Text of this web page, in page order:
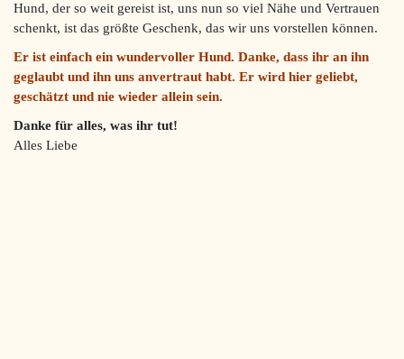
Hund, der so weit gereist ist, uns nun so viel Nähe und Vertrauen
schenkt, ist das größte Geschenk, das wir uns vorstellen können.
Er ist einfach ein wundervoller Hund. Danke, dass ihr an ihn
geglaubt und ihn uns anvertraut habt. Er wird hier geliebt,
geschätzt und nie wieder allein sein.
Danke für alles, was ihr tut!
Alles Liebe